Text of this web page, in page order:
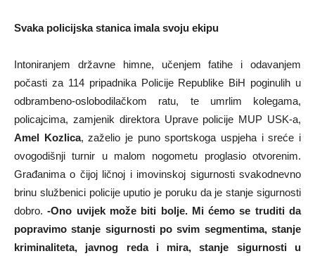
Svaka policijska stanica imala svoju ekipu
Intoniranjem državne himne, učenjem fatihe i odavanjem
počasti za 114 pripadnika Policije Republike BiH poginulih u
odbrambeno-oslobodilačkom ratu, te umrlim kolegama,
policajcima, zamjenik direktora Uprave policije MUP USK-a,
Amel Kozlica, zaželio je puno sportskoga uspjeha i sreće i
ovogodišnji turnir u malom nogometu proglasio otvorenim.
Građanima o čijoj ličnoj i imovinskoj sigurnosti svakodnevno
brinu službenici policije uputio je poruku da je stanje sigurnosti
dobro.-Ono uvijek može biti bolje. Mi ćemo se truditi da
popravimo stanje sigurnosti po svim segmentima, stanje
kriminaliteta, javnog reda i mira, stanje sigurnosti u